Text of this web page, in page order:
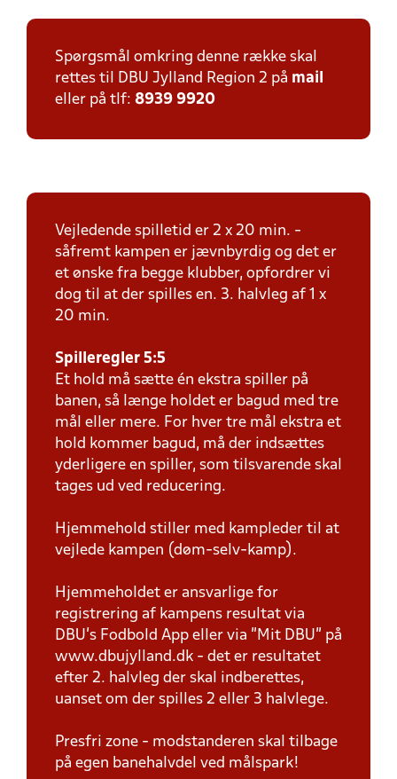
Spørgsmål omkring denne række skal
rettes til DBU Jylland Region 2 på mail
eller på tlf: 8939 9920
Vejledende spilletid er 2 x 20 min. -
såfremt kampen er jævnbyrdig og det er
et ønske fra begge klubber, opfordrer vi
dog til at der spilles en. 3. halvleg af 1 x
20 min.
Spilleregler 5:5
Et hold må sætte én ekstra spiller på
banen, så længe holdet er bagud med tre
mål eller mere. For hver tre mål ekstra et
hold kommer bagud, må der indsættes
yderligere en spiller, som tilsvarende skal
tages ud ved reducering.
Hjemmehold stiller med kampleder til at
vejlede kampen (døm-selv-kamp).
Hjemmeholdet er ansvarlige for
registrering af kampens resultat via
DBU’s Fodbold App eller via ”Mit DBU” på
www.dbujylland.dk - det er resultatet
efter 2. halvleg der skal indberettes,
uanset om der spilles 2 eller 3 halvlege.
Presfri zone - modstanderen skal tilbage
på egen banehalvdel ved målspark!